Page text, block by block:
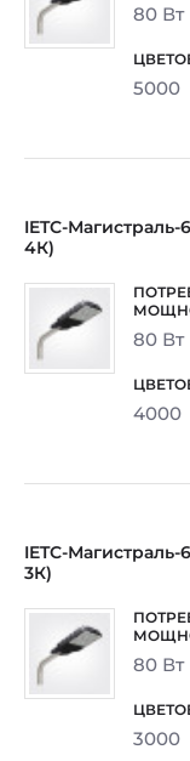
80 Вт
5000
IETC-Магистраль-
4К)
80 Вт
4000
IETC-Магистраль-
3К)
80 Вт
3000